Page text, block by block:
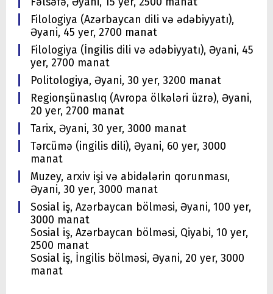
Filologiya (Azərbaycan dili və ədəbiyyatı),
Əyani, 45 yer, 2700 manat
Filologiya (İngilis dili və ədəbiyyatı), Əyani, 45
yer, 2700 manat
Politologiya, Əyani, 30 yer, 3200 manat
Regionşünaslıq (Avropa ölkələri üzrə), Əyani,
20 yer, 2700 manat
Tarix, Əyani, 30 yer, 3000 manat
Tərcümə (ingilis dili), Əyani, 60 yer, 3000
manat
Muzey, arxiv işi və abidələrin qorunması,
Əyani, 30 yer, 3000 manat
Sosial iş, Azərbaycan bölməsi, Əyani, 100 yer,
3000 manat
Sosial iş, Azərbaycan bölməsi, Qiyabi, 10 yer,
2500 manat
Sosial iş, İngilis bölməsi, Əyani, 20 yer, 3000
manat